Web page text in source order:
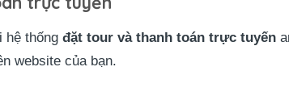
hệ thống đặt tour và thanh toán trực tuyến
website của bạn.